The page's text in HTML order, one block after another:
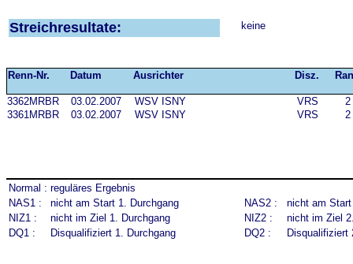
Streichresultate: keine
Renn-Nr. Datum Ausrichter Disz.
3362MRBR 03.02.2007 WSV ISNY VRS
2
3361MRBR
03.02.2007 WSV ISNY VRS 2
Normal : reguläres Ergebnis
NAS1 :
nicht am Start 1. Durchgang NAS2 :
nicht am
NIZ1 :
nicht im Ziel 1. Durchgang NIZ2 :
nicht im Ziel
DQ1 :
Disqualifiziert 1. Durchgang DQ2 : Disqualifiziert